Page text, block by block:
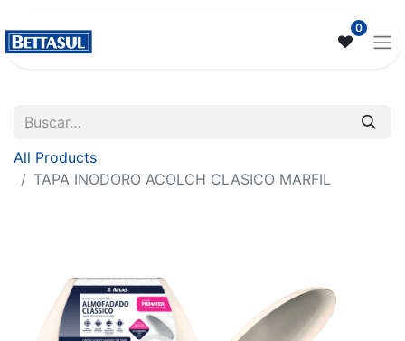
0
All Products
TAPA INODORO ACOLCH CLASICO MARFIL